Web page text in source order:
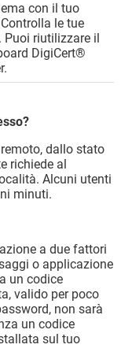
con il tuo
le tue
Puoi riutilizzare il
DigiCert​​®​​
.
remoto, dallo stato
richiede al
Alcuni utenti
minuti.
a due fattori
o applicazione
un codice
valido per poco
non sarà
un codice
sul tuo